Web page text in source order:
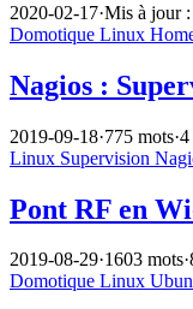
2020-02-17·Mis à jour
Domotique Linux
Nagios :
2019-09-18·775 mots·4
Linux Supervision
Pont RF en
2019-08-29·1603 mots·
Domotique Linux